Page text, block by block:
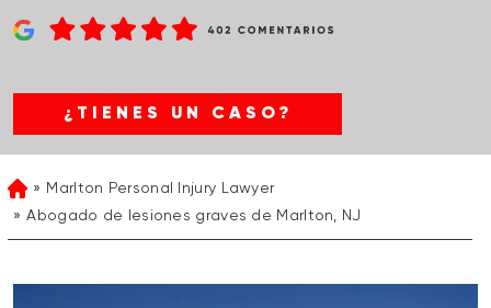
¿TIENES UN CASO?
HomeMarlton Personal Injury Lawyer
Abogado de lesiones graves de Marlton, NJ